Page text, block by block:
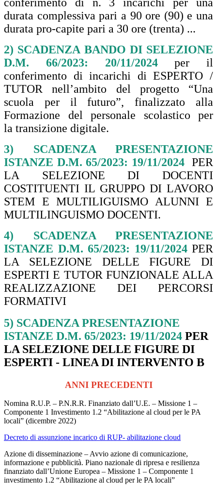
durata complessiva pari a 90 ore (90) e una
durata pro-capite pari a 30 ore (trenta) ...
2) SCADENZA BANDO DI SELEZIONE
D.M. 66/2023: 20/11/2024per il
conferimento di incarichi di ESPERTO /
TUTOR nell’ambito del progetto “Una
scuola per il futuro”, finalizzato alla
Formazione del personale scolastico per
la transizione digitale.
3) SCADENZA PRESENTAZIONE
ISTANZE D.M. 65/2023: 19/11/2024 PER
LA SELEZIONE DI DOCENTI
COSTITUENTI IL GRUPPO DI LAVORO
STEM E MULTILIGUISMO ALUNNI E
MULTILINGUISMO DOCENTI.
4) SCADENZA PRESENTAZIONE
ISTANZE D.M. 65/2023: 19/11/2024 PER
LA SELEZIONE DELLE FIGURE DI
ESPERTI E TUTOR FUNZIONALE ALLA
REALIZZAZIONE DEI PERCORSI
FORMATIVI
5) SCADENZA PRESENTAZIONE
ISTANZE D.M. 65/2023: 19/11/2024 PER
LA SELEZIONE DELLE FIGURE DI
ESPERTI - LINEA DI INTERVENTO B
ANNI PRECEDENTI
Nomina R.U.P. – P.N.R.R. Finanziato dall’U.E. – Missione 1 –
Componente 1 Investimento 1.2 “Abilitazione al cloud per le PA
locali” (dicembre 2022)
Decreto di assunzione incarico di RUP- abilitazione cloud
Azione di disseminazione – Avvio azione di comunicazione,
informazione e pubblicità. Piano nazionale di ripresa e resilienza
finanziato dall’Unione Europea – Missione 1 – Componente 1
investimento 1.2 “Abilitazione al cloud per le PA locali”